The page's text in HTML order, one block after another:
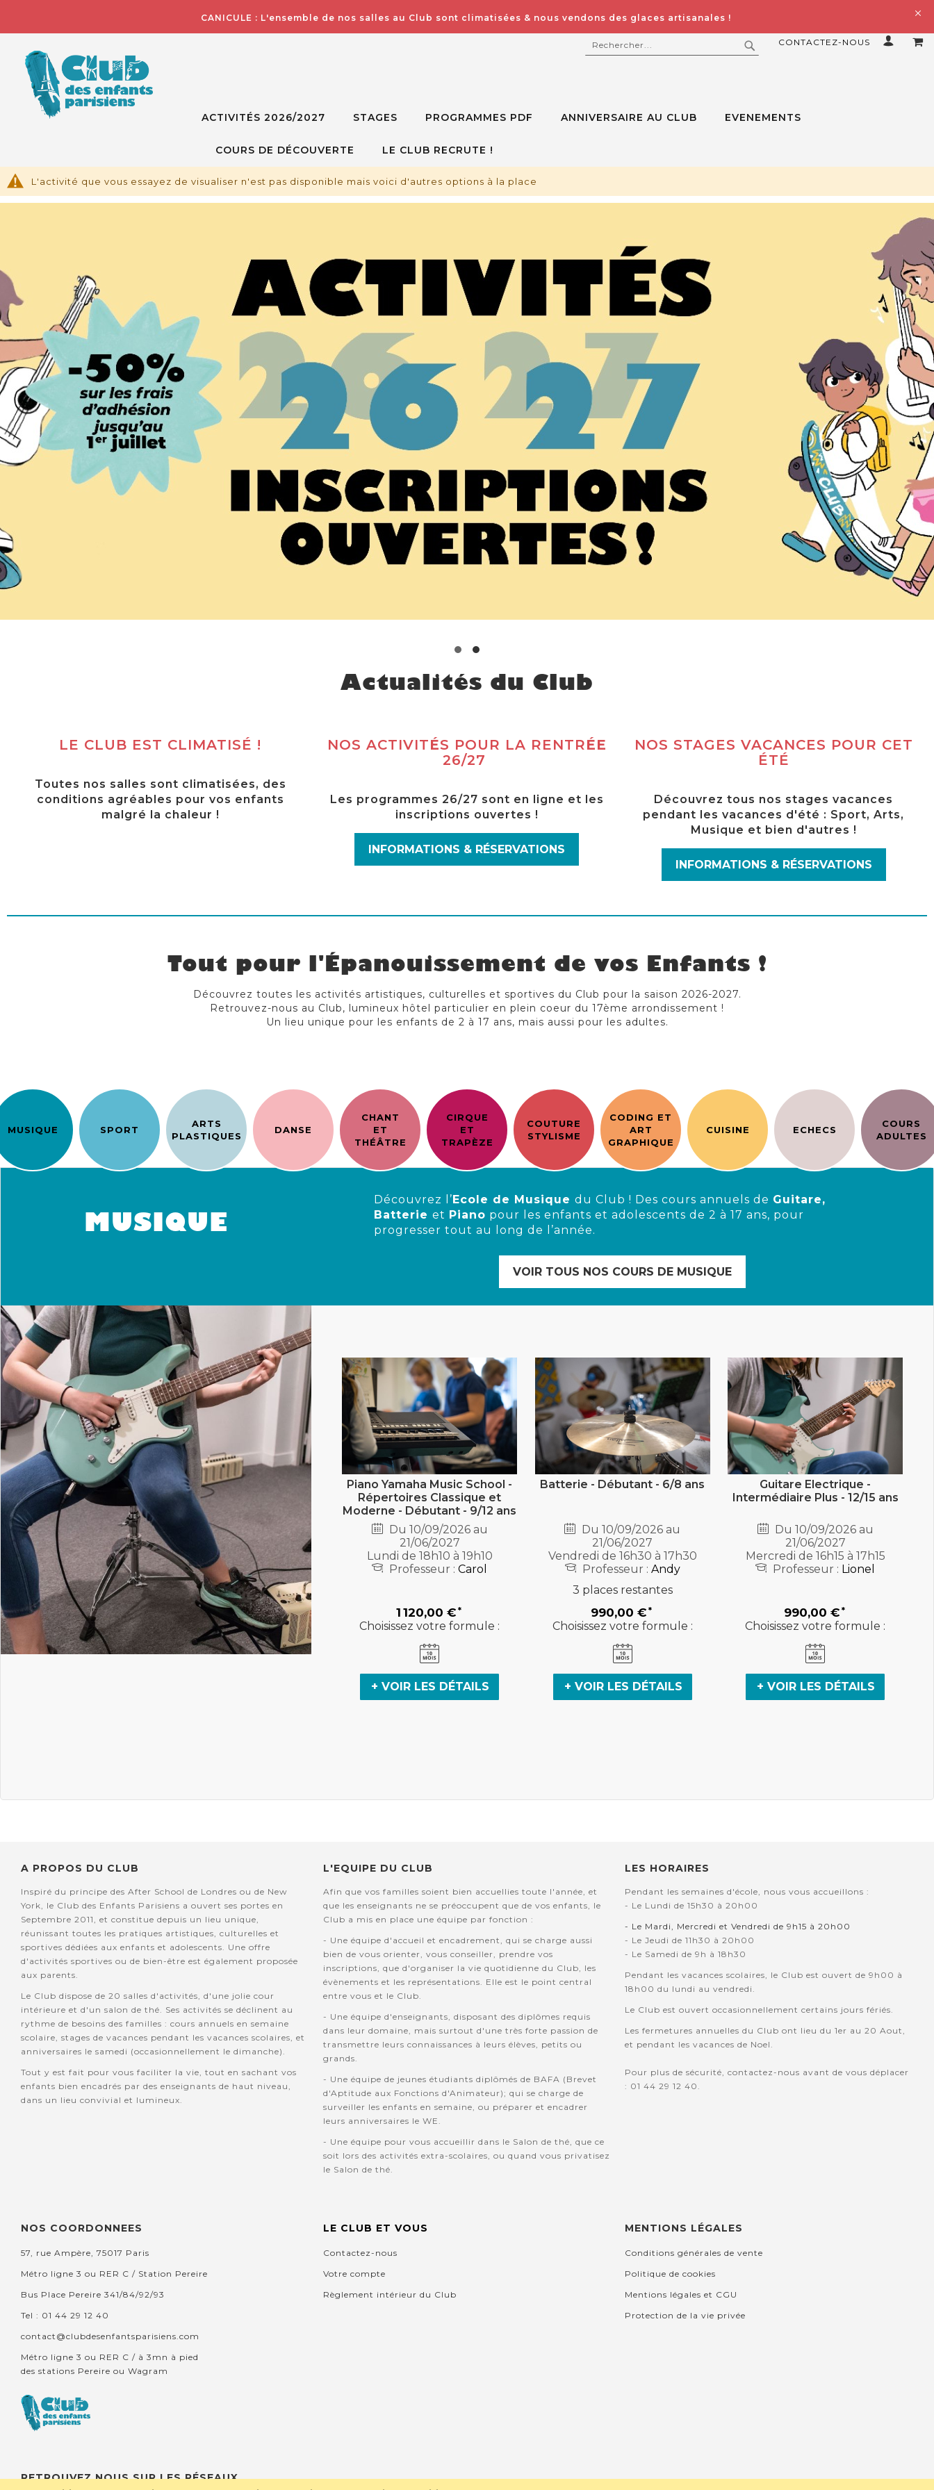
CANICULE : L'ensemble de nos salles au Club sont climatisées & nous vendons des glaces artisanales !
CONTACTEZ-NOUS
RECHERCHER
ACTIVITÉS 2026/2027 STAGES PROGRAMMES PDF ANNIVERSAIRE AU CLUB EVENEMENTS
COURS DE DÉCOUVERTE LE CLUB RECRUTE !
L'activité que vous essayez de visualiser n'est pas disponible mais voici d'autres options à la place
Actualités du Club
LE CLUB EST CLIMATISÉ !
Toutes nos salles sont climatisées, des
conditions agréables pour vos enfants
malgré la chaleur !
NOS ACTIVITÉS POUR LA RENTRÉE
26/27
Les programmes 26/27 sont en ligne et les
inscriptions ouvertes !
INFORMATIONS & RÉSERVATIONS
NOS STAGES VACANCES POUR CET
ÉTÉ
Découvrez tous nos stages vacances
pendant les vacances d'été : Sport, Arts,
Musique et bien d'autres !
INFORMATIONS & RÉSERVATIONS
Tout pour l'Épanouissement de vos Enfants !
Découvrez toutes les activités artistiques, culturelles et sportives du Club pour la saison 2026-2027.
Retrouvez-nous au Club, lumineux hôtel particulier en plein coeur du 17ème arrondissement !
Un lieu unique pour les enfants de 2 à 17 ans, mais aussi pour les adultes.
MUSIQUE SPORT
ARTS
PLASTIQUES
DANSE
CHANT
ET
THÉÂTRE
CIRQUE
ET
TRAPÈZE
COUTURE
STYLISME
CODING ET
ART
GRAPHIQUE
CUISINE ECHECS
COURS
ADULTES
MUSIQUE
Découvrez l’ Ecole de Musique du Club ! Des cours annuels de Guitare,
Batterie et Piano pour les enfants et adolescents de 2 à 17 ans, pour
progresser tout au long de l’année.
VOIR TOUS NOS COURS DE MUSIQUE
Piano Yamaha Music School -
Répertoires Classique et
Moderne - Débutant - 9/12 ans
Du 10/09/2026 au
21/06/2027
Lundi de 18h10 à 19h10
Professeur :Carol
1 120,00 €
Choisissez votre formule :
+ VOIR LES DÉTAILS
Batterie - Débutant - 6/8 ans
Du 10/09/2026 au
21/06/2027
Vendredi de 16h30 à 17h30
Professeur : Andy
3 places restantes
990,00 €
Choisissez votre formule :
+ VOIR LES DÉTAILS
Guitare Electrique -
Intermédiaire Plus - 12/15 ans
Du 10/09/2026 au
21/06/2027
Mercredi de 16h15 à 17h15
Professeur : Lionel
990,00 €
Choisissez votre formule :
+ VOIR LES DÉTAILS
A PROPOS DU CLUB
Inspiré du principe des After School de Londres ou de New
York, le Club des Enfants Parisiens a ouvert ses portes en
Septembre 2011, et constitue depuis un lieu unique,
réunissant toutes les pratiques artistiques, culturelles et
sportives dédiées aux enfants et adolescents. Une offre
d'activités sportives ou de bien-être est également proposée
aux parents.
Le Club dispose de 20 salles d'activités, d'une jolie cour
intérieure et d'un salon de thé. Ses activités se déclinent au
rythme de besoins des familles : cours annuels en semaine
scolaire, stages de vacances pendant les vacances scolaires, et
anniversaires le samedi (occasionnellement le dimanche).
Tout y est fait pour vous faciliter la vie, tout en sachant vos
enfants bien encadrés par des enseignants de haut niveau,
dans un lieu convivial et lumineux.
L'EQUIPE DU CLUB
Afin que vos familles soient bien accuellies toute l'année, et
que les enseignants ne se préoccupent que de vos enfants, le
Club a mis en place une équipe par fonction :
- Une équipe d'accueil et encadrement, qui se charge aussi
bien de vous orienter, vous conseiller, prendre vos
inscriptions, que d'organiser la vie quotidienne du Club, les
évènements et les représentations. Elle est le point central
entre vous et le Club.
- Une équipe d'enseignants, disposant des diplômes requis
dans leur domaine, mais surtout d'une très forte passion de
transmettre leurs connaissances à leurs élèves, petits ou
grands.
- Une équipe de jeunes étudiants diplômés de BAFA (Brevet
d'Aptitude aux Fonctions d'Animateur); qui se charge de
surveiller les enfants en semaine, ou préparer et encadrer
leurs anniversaires le WE.
- Une équipe pour vous accueillir dans le Salon de thé, que ce
soit lors des activités extra-scolaires, ou quand vous privatisez
le Salon de thé.
LES HORAIRES
Pendant les semaines d'école, nous vous accueillons :
- Le Lundi de 15h30 à 20h00
- Le Mardi, Mercredi et Vendredi de 9h15 à 20h00
- Le Jeudi de 11h30 à 20h00
- Le Samedi de 9h à 18h30
Pendant les vacances scolaires, le Club est ouvert de 9h00 à
18h00 du lundi au vendredi.
Le Club est ouvert occasionnellement certains jours fériés.
Les fermetures annuelles du Club ont lieu du 1er au 20 Aout,
et pendant les vacances de Noel.
Pour plus de sécurité, contactez-nous avant de vous déplacer
: 01 44 29 12 40.
NOS COORDONNEES
57, rue Ampère, 75017 Paris
Métro ligne 3 ou RER C / Station Pereire
Bus Place Pereire 341/84/92/93
Tel : 01 44 29 12 40
contact@clubdesenfantsparisiens.com
Métro ligne 3 ou RER C / à 3mn à pied
des stations Pereire ou Wagram
LE CLUB ET VOUS
Contactez-nous
Votre compte
Règlement intérieur du Club
MENTIONS LÉGALES
Conditions générales de vente
Politique de cookies
Mentions légales et CGU
Protection de la vie privée
RETROUVEZ NOUS SUR LES RÉSEAUX